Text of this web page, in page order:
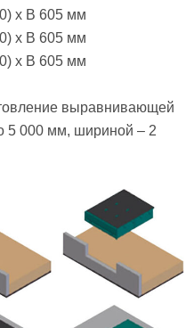
х В 605 мм
х В 605 мм
х В 605 мм
выравнивающей
5 000 мм, шириной – 2